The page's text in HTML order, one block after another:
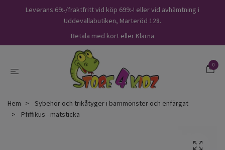
Leverans 69:-/fraktfritt vid köp 699:-! eller vid avhämtning i
Uddevallabutiken, Marteröd 128.
Betala med kort eller Klarna
0
Hem
Sybehör och trikåtyger i barnmönster och enfärgat
Pfiffikus - mätsticka